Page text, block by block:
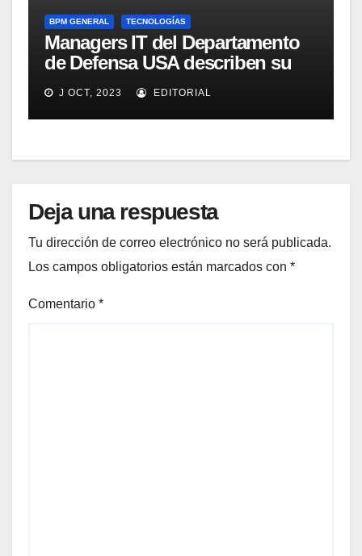
BPM GENERAL TECNOLOGÍAS
Managers IT del Departamento
de Defensa USA describen su
implementación SOA
J OCT, 2023 EDITORIAL
Deja una respuesta
Tu dirección de correo electrónico no será publicada.
Los campos obligatorios están marcados con *
Comentario *